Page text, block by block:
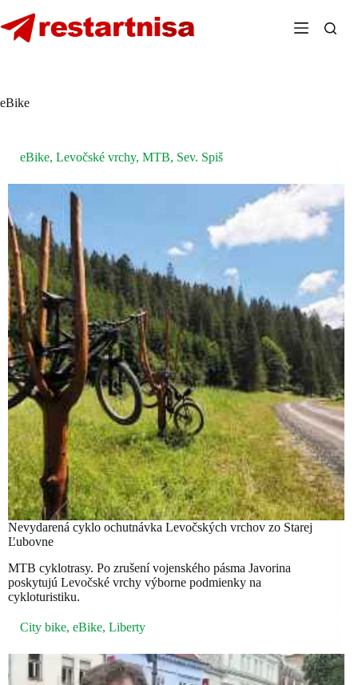
to
content
eBike
eBike, Levočské vrchy, MTB, Sev. Spiš
Nevydarená cyklo ochutnávka Levočských vrchov zo Starej
Ľubovne
MTB cyklotrasy. Po zrušení vojenského pásma Javorina
poskytujú Levočské vrchy výborne podmienky na
cykloturistiku.
City bike, eBike, Liberty